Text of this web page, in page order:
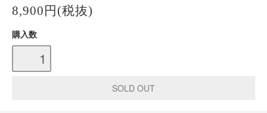
8,900円(税抜)
購入数